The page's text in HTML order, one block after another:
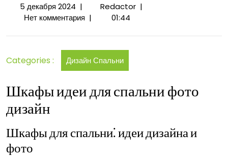
5 декабря 20245
декабря
| RedactorШкафы
идеи
|
Нет комментария | 01:44
Categories : Дизайн Спальни
Шкафы идеи для спальни фото
дизайн
Шкафы для спальни⁚ идеи дизайна и
фото